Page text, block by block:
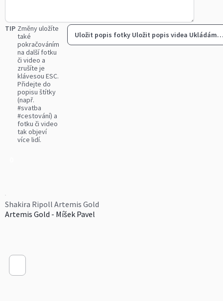
TIP Změny uložíte
také
pokračováním
na další fotku
či video a
zrušíte je
klávesou ESC.
Přidejte do
popisu štítky
(např.
#svatba
#cestování) a
fotku či video
tak objeví
více lidí.
Uložit popis fotky Uložit popis videa
Shakira Ripoll Artemis Gold
Artemis Gold - Míšek Pavel